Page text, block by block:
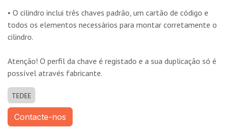
• O cilindro inclui três chaves padrão, um cartão de código e
todos os elementos necessários para montar corretamente o
cilindro.
Atenção! O perfil da chave é registado e a sua duplicação só é
possível através fabricante.
TEDEE
Contacte-nos